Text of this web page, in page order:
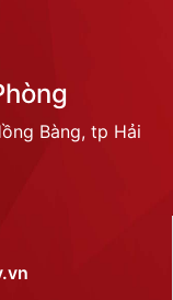
Bàng, tp Hải